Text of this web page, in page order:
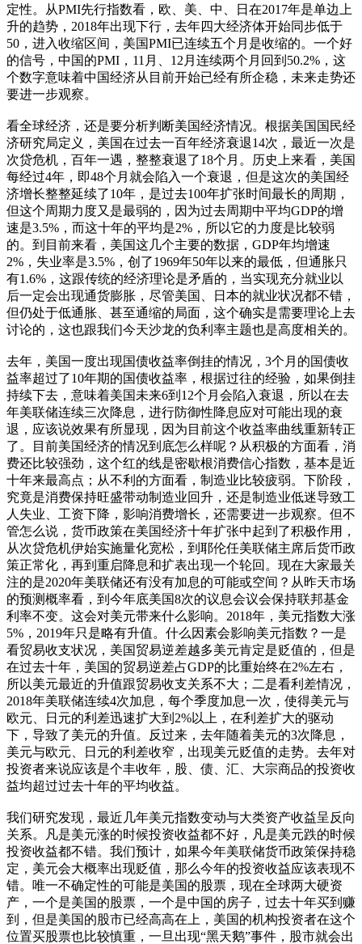
定性。从PMI先行指数看，欧、美、中、日在2017年是单边上
升的趋势，2018年出现下行，去年四大经济体开始同步低于
50，进入收缩区间，美国PMI已连续五个月是收缩的。一个好
的信号，中国的PMI，11月、12月连续两个月回到50.2%，这
个数字意味着中国经济从目前开始已经有所企稳，未来走势还
要进一步观察。
看全球经济，还是要分析判断美国经济情况。根据美国国民经
济研究局定义，美国在过去一百年经济衰退14次，最近一次是
次贷危机，百年一遇，整整衰退了18个月。历史上来看，美国
每经过4年，即48个月就会陷入一个衰退，但是这次的美国经
济增长整整延续了10年，是过去100年扩张时间最长的周期，
但这个周期力度又是最弱的，因为过去周期中平均GDP的增
速是3.5%，而这十年的平均是2%，所以它的力度是比较弱
的。到目前来看，美国这几个主要的数据，GDP年均增速
2%，失业率是3.5%，创了1969年50年以来的最低，但通胀只
有1.6%，这跟传统的经济理论是矛盾的，当实现充分就业以
后一定会出现通货膨胀，尽管美国、日本的就业状况都不错，
但仍处于低通胀、甚至通缩的局面，这个确实是需要理论上去
讨论的，这也跟我们今天沙龙的负利率主题也是高度相关的。
去年，美国一度出现国债收益率倒挂的情况，3个月的国债收
益率超过了10年期的国债收益率，根据过往的经验，如果倒挂
持续下去，意味着美国未来6到12个月会陷入衰退，所以在去
年美联储连续三次降息，进行防御性降息应对可能出现的衰
退，应该说效果有所显现，因为目前这个收益率曲线重新转正
了。目前美国经济的情况到底怎么样呢？从积极的方面看，消
费还比较强劲，这个红的线是密歇根消费信心指数，基本是近
十年来最高点；从不利的方面看，制造业比较疲弱。下阶段，
究竟是消费保持旺盛带动制造业回升，还是制造业低迷导致工
人失业、工资下降，影响消费增长，还需要进一步观察。但不
管怎么说，货币政策在美国经济十年扩张中起到了积极作用，
从次贷危机伊始实施量化宽松，到耶伦任美联储主席后货币政
策正常化，再到重启降息和扩表出现一个轮回。现在大家最关
注的是2020年美联储还有没有加息的可能或空间？从昨天市场
的预测概率看，到今年底美国8次的议息会议会保持联邦基金
利率不变。这会对美元带来什么影响。2018年，美元指数大涨
5%，2019年只是略有升值。什么因素会影响美元指数？一是
看贸易收支状况，美国贸易逆差越多美元肯定是贬值的，但是
在过去十年，美国的贸易逆差占GDP的比重始终在2%左右，
所以美元最近的升值跟贸易收支关系不大；二是看利差情况，
2018年美联储连续4次加息，每个季度加息一次，使得美元与
欧元、日元的利差迅速扩大到2%以上，在利差扩大的驱动
下，导致了美元的升值。反过来，去年随着美元的3次降息，
美元与欧元、日元的利差收窄，出现美元贬值的走势。去年对
投资者来说应该是个丰收年，股、债、汇、大宗商品的投资收
益均超过过去十年的平均收益。
我们研究发现，最近几年美元指数变动与大类资产收益呈反向
关系。凡是美元涨的时候投资收益都不好，凡是美元跌的时候
投资收益都不错。我们预计，如果今年美联储货币政策保持稳
定，美元会大概率出现贬值，那么今年的投资收益应该表现不
错。唯一不确定性的可能是美国的股票，现在全球两大硬资
产，一个是美国的股票，一个是中国的房子，过去十年买到赚
到，但是美国的股市已经高高在上，美国的机构投资者在这个
位置买股票也比较慎重，一旦出现“黑天鹅”事件，股市就会出